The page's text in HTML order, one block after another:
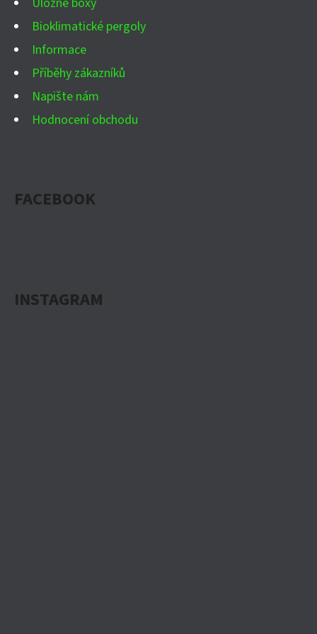
Bioklimatické pergoly
Informace
Příběhy zákazníků
Napište nám
Hodnocení obchodu
FACEBOOK
INSTAGRAM